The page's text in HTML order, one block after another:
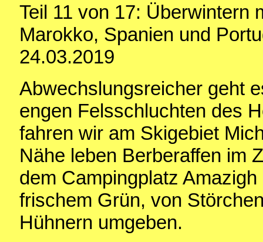
Teil 11 von 17: Überwintern
Marokko, Spanien und
24.03.2019
Abwechslungsreicher geht
engen Felsschluchten des
fahren wir am Skigebiet
Nähe leben Berberaffen im
dem Campingplatz
frischem Grün, von
Hühnern umgeben.